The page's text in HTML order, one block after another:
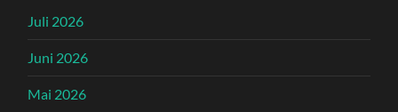
Juli 2026
Juni 2026
Mai 2026